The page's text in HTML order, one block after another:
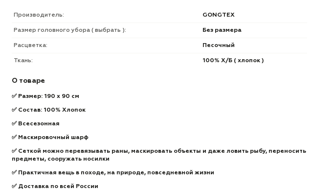
Производитель: GONGTEX
Размер головного убора ( выбрать ): Без размера
Расцветка: Песочный
Ткань: 100% Х/Б ( хлопок )
О товаре
✅ Размер: 190 x 90 см
✅ Состав: 100% Хлопок
✅ Всесезонная
✅ Маскировочный шарф
✅ Сеткой можно перевязывать раны, маскировать объекты и даже ловить рыбу, переносить
предметы, сооружать носилки
✅ Практичная вещь в походе, на природе, повседневной жизни
✅ Доставка по всей России